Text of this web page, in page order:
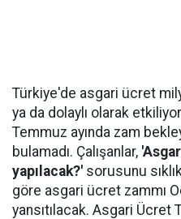
Türkiye'de asgari ücret
ya da dolaylı olarak
Temmuz ayında zam
bulamadı. Çalışanlar,
yapılacak?' sorusunu
göre asgari ücret zammı
yansıtılacak. Asgari Ücret